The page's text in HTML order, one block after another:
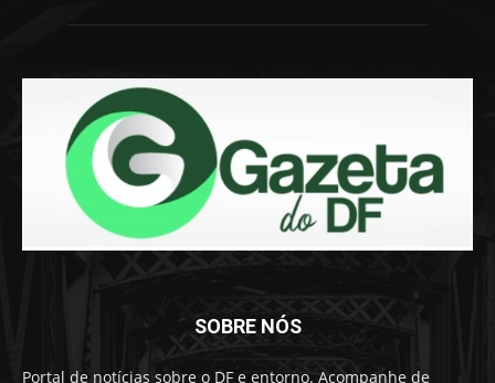
SOBRE NÓS
Portal de notícias sobre o DF e entorno. Acompanhe de